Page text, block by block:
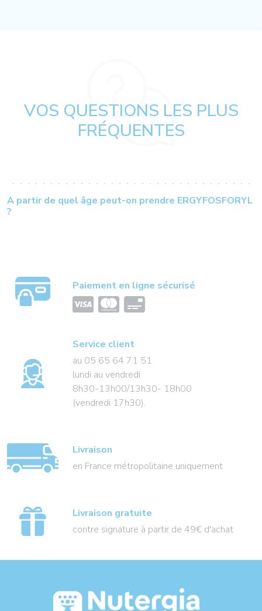
VOS QUESTIONS LES PLUS
FRÉQUENTES
A partir de quel âge peut-on prendre ERGYFOSFORYL
?
Paiement en ligne sécurisé
Service client
au 05 65 64 71 51
lundi au vendredi
8h30-13h00/13h30- 18h00
(vendredi 17h30).
Livraison
en France métropolitaine uniquement
Livraison gratuite
contre signature à partir de 49€ d'achat